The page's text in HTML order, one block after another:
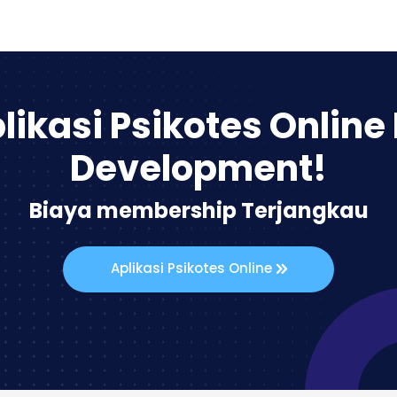
Psikotes Online
Development!
Biaya membership Terjangkau
Aplikasi Psikotes Online